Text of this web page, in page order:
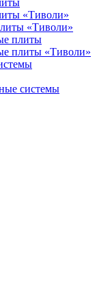
«Тиволи»
«Тиволи»
плиты
плиты «Тиволи»
системы